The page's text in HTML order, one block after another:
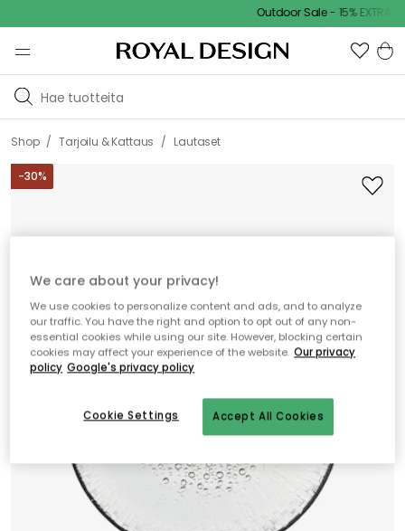
Outdoor Sale - 15% EXTRA
Shop / Tarjoilu & Kattaus / Lautaset
-30%
We care about your privacy!
We use cookies to personalize content and ads, and to analyze
our traffic. You have the right and option to opt out of any non-
essential cookies while using our site. However, blocking certain
cookies may affect your experience of the website. Our privacy
policy Google's privacy policy
Accept All Cookies
Cookie Settings